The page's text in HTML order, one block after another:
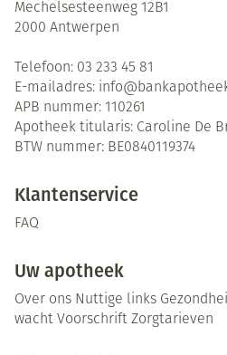
Mechelsesteenweg 12B1
2000 Antwerpen
Telefoon: 03 233 45 81
E-mailadres: info@
APB nummer: 110261
Apotheek titularis: Caroline De
BTW nummer: BE0840119374
Klantenservice
FAQ
Uw apotheek
Over ons Nuttige links
wacht Voorschrift Zorgtarieven